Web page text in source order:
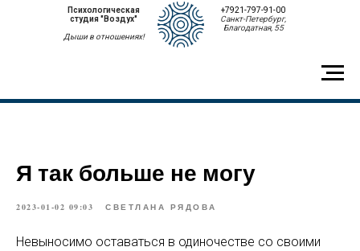
Психологическая
студия "Воздух"
Дыши в отношениях!
+7921-797-91-00
Санкт-Петербург,
Благодатная, 55
Я так больше не могу
2023-01-02 09:03 СВЕТЛАНА РЯДОВА
Невыносимо оставаться в одиночестве со своими